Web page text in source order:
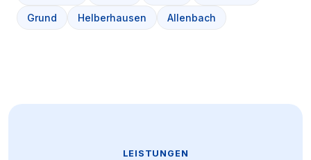
Grund Helberhausen Allenbach
LEISTUNGEN